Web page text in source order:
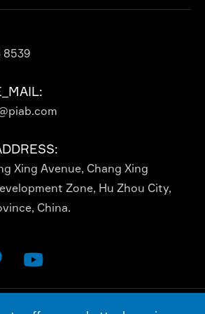
8539
Xing Avenue, Chang Xing
Zone, Hu Zhou City,
China.
